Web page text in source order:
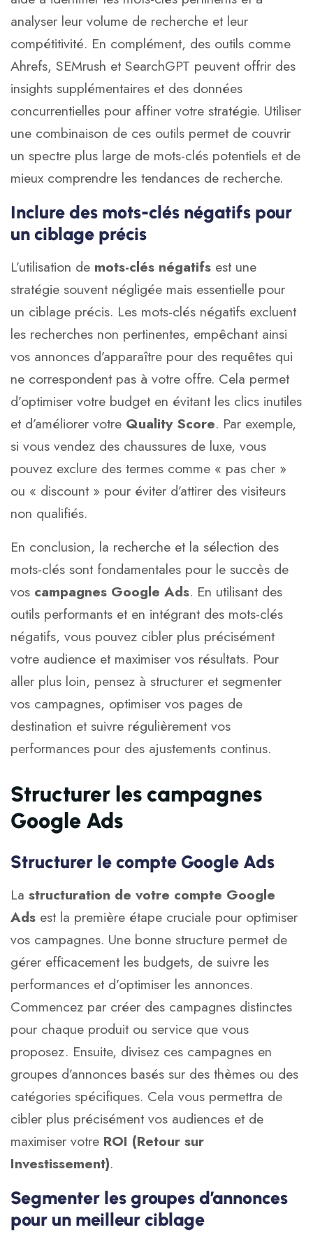
analyser leur volume de recherche et leur
compétitivité. En complément, des outils comme
Ahrefs, SEMrush et SearchGPT peuvent offrir des
insights supplémentaires et des données
concurrentielles pour affiner votre stratégie. Utiliser
une combinaison de ces outils permet de couvrir
un spectre plus large de mots-clés potentiels et de
mieux comprendre les tendances de recherche.
Inclure des mots-clés négatifs pour
un ciblage précis
L’utilisation de mots-clés négatifs est une
stratégie souvent négligée mais essentielle pour
un ciblage précis. Les mots-clés négatifs excluent
les recherches non pertinentes, empêchant ainsi
vos annonces d’apparaître pour des requêtes qui
ne correspondent pas à votre offre. Cela permet
d’optimiser votre budget en évitant les clics inutiles
et d’améliorer votre Quality Score. Par exemple,
si vous vendez des chaussures de luxe, vous
pouvez exclure des termes comme « pas cher »
ou « discount » pour éviter d’attirer des visiteurs
non qualifiés.
En conclusion, la recherche et la sélection des
mots-clés sont fondamentales pour le succès de
vos campagnes Google Ads. En utilisant des
outils performants et en intégrant des mots-clés
négatifs, vous pouvez cibler plus précisément
votre audience et maximiser vos résultats. Pour
aller plus loin, pensez à structurer et segmenter
vos campagnes, optimiser vos pages de
destination et suivre régulièrement vos
performances pour des ajustements continus.
Structurer les campagnes
Google Ads
Structurer le compte Google Ads
La structuration de votre compte Google
Ads est la première étape cruciale pour optimiser
vos campagnes. Une bonne structure permet de
gérer efficacement les budgets, de suivre les
performances et d’optimiser les annonces.
Commencez par créer des campagnes distinctes
pour chaque produit ou service que vous
proposez. Ensuite, divisez ces campagnes en
groupes d’annonces basés sur des thèmes ou des
catégories spécifiques. Cela vous permettra de
cibler plus précisément vos audiences et de
maximiser votre ROI (Retour sur
Investissement).
Segmenter les groupes d’annonces
pour un meilleur ciblage